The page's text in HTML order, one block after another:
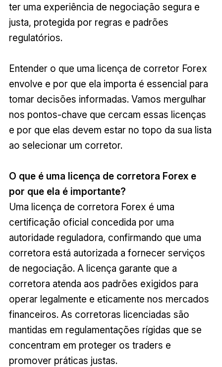
ter uma experiência de negociação segura e
justa, protegida por regras e padrões
regulatórios.
Entender o que uma licença de corretor Forex
envolve e por que ela importa é essencial para
tomar decisões informadas. Vamos mergulhar
nos pontos-chave que cercam essas licenças
e por que elas devem estar no topo da sua lista
ao selecionar um corretor.
O que é uma licença de corretora Forex e
por que ela é importante?
Uma licença de corretora Forex é uma
certificação oficial concedida por uma
autoridade reguladora, confirmando que uma
corretora está autorizada a fornecer serviços
de negociação. A licença garante que a
corretora atenda aos padrões exigidos para
operar legalmente e eticamente nos mercados
financeiros. As corretoras licenciadas são
mantidas em regulamentações rígidas que se
concentram em proteger os traders e
promover práticas justas.